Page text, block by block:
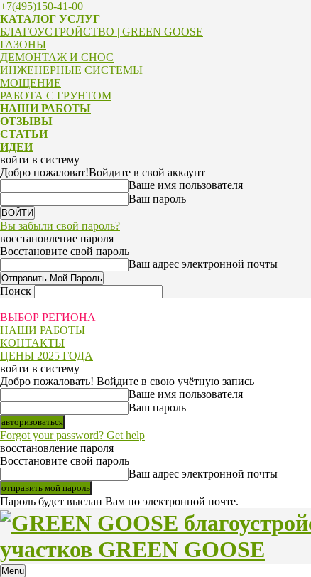
+7(495)150-41-00
КАТАЛОГ УСЛУГ
БЛАГОУСТРОЙСТВО | GREEN GOOSE
ГАЗОНЫ
ДЕМОНТАЖ И СНОС
ИНЖЕНЕРНЫЕ СИСТЕМЫ
МОЩЕНИЕ
РАБОТА С ГРУНТОМ
НАШИ РАБОТЫ
ОТЗЫВЫ
СТАТЬИ
ИДЕИ
войти в систему
Добро пожаловат!Войдите в свой аккаунт
Ваше имя пользователя
Ваш пароль
Вы забыли свой пароль?
восстановление пароля
Восстановите свой пароль
Ваш адрес электронной почты
Поиск
ВЫБОР РЕГИОНА
НАШИ РАБОТЫ
КОНТАКТЫ
ЦЕНЫ 2025 ГОДА
войти в систему
Добро пожаловать! Войдите в свою учётную запись
Ваше имя пользователя
Ваш пароль
Forgot your password? Get help
восстановление пароля
Восстановите свой пароль
Ваш адрес электронной почты
Пароль будет выслан Вам по электронной почте.
участков GREEN GOOSE
Menu